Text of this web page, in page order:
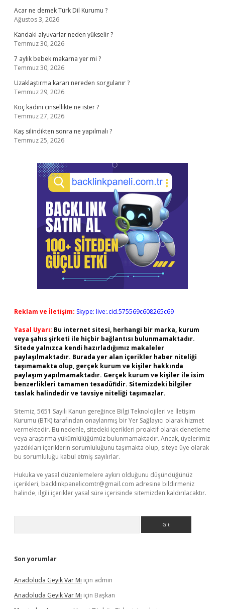
Acar ne demek Türk Dil Kurumu ?
Ağustos 3, 2026
Kandaki alyuvarlar neden yükselir ?
Temmuz 30, 2026
7 aylık bebek makarna yer mi ?
Temmuz 30, 2026
Uzaklaştırma kararı nereden sorgulanır ?
Temmuz 29, 2026
Koç kadını cinsellikte ne ister ?
Temmuz 27, 2026
Kaş silindikten sonra ne yapılmalı ?
Temmuz 25, 2026
Reklam ve İletişim: Skype: live:.cid.575569c608265c69
Yasal Uyarı: Bu internet sitesi, herhangi bir marka, kurum
veya şahıs şirketi ile hiçbir bağlantısı bulunmamaktadır.
Sitede yalnızca kendi hazırladığımız makaleler
paylaşılmaktadır. Burada yer alan içerikler haber niteliği
taşımamakta olup, gerçek kurum ve kişiler hakkında
paylaşım yapılmamaktadır. Gerçek kurum ve kişiler ile isim
benzerlikleri tamamen tesadüfidir. Sitemizdeki bilgiler
taslak halindedir ve tavsiye niteliği taşımazlar.
Sitemiz, 5651 Sayılı Kanun gereğince Bilgi Teknolojileri ve İletişim
Kurumu (BTK) tarafından onaylanmış bir Yer Sağlayıcı olarak hizmet
vermektedir. Bu nedenle, sitedeki içerikleri proaktif olarak denetleme
veya araştırma yükümlülüğümüz bulunmamaktadır. Ancak, üyelerimiz
yazdıkları içeriklerin sorumluluğunu taşımakta olup, siteye üye olarak
bu sorumluluğu kabul etmiş sayılırlar.
Hukuka ve yasal düzenlemelere aykırı olduğunu düşündüğünüz
içerikleri, backlinkpanelicomtr@gmail.com adresine bildirmeniz
halinde, ilgili içerikler yasal süre içerisinde sitemizden kaldırılacaktır.
Son yorumlar
Anadoluda Geyik Var Mı için admin
Anadoluda Geyik Var Mı için Başkan